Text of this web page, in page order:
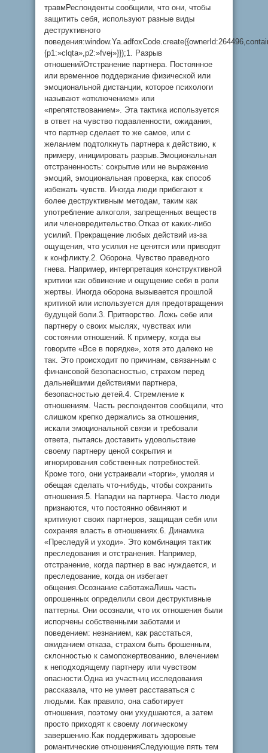
травмРеспонденты сообщили, что они, чтобы
защитить себя, используют разные виды
деструктивного
{p1:»clqta»,p2:»fvej»}});1. Разрыв
отношенийОтстранение партнера. Постоянное
или временное поддержание физической или
эмоциональной дистанции, которое психологи
называют «отключением» или
«препятствованием». Эта тактика используется
в ответ на чувство подавленности, ожидания,
что партнер сделает то же самое, или с
желанием подтолкнуть партнера к действию, к
примеру, инициировать разрыв.Эмоциональная
отстраненность: сокрытие или не выражение
эмоций, эмоциональная проверка, как способ
избежать чувств. Иногда люди прибегают к
более деструктивным методам, таким как
употребление алкоголя, запрещенных веществ
или членовредительство.Отказ от каких-либо
усилий. Прекращение любых действий из-за
ощущения, что усилия не ценятся или приводят
к конфликту.2. Оборона. Чувство праведного
гнева. Например, интерпретация конструктивной
критики как обвинение и ощущение себя в роли
жертвы. Иногда оборона вызывается прошлой
критикой или используется для предотвращения
будущей боли.3. Притворство. Ложь себе или
партнеру о своих мыслях, чувствах или
состоянии отношений. К примеру, когда вы
говорите «Все в порядке», хотя это далеко не
так. Это происходит по причинам, связанным с
финансовой безопасностью, страхом перед
дальнейшими действиями партнера,
безопасностью детей.4. Стремление к
отношениям. Часть респондентов сообщили, что
слишком крепко держались за отношения,
искали эмоциональной связи и требовали
ответа, пытаясь доставить удовольствие
своему партнеру ценой сокрытия и
игнорирования собственных потребностей.
Кроме того, они устраивали «торги», умоляя и
обещая сделать что-нибудь, чтобы сохранить
отношения.5. Нападки на партнера. Часто люди
признаются, что постоянно обвиняют и
критикуют своих партнеров, защищая себя или
сохраняя власть в отношениях.6. Динамика
«Преследуй и уходи». Это комбинация тактик
преследования и отстранения. Например,
отстранение, когда партнер в вас нуждается, и
преследование, когда он избегает
общения.Осознание саботажаЛишь часть
опрошенных определили свои деструктивные
паттерны. Они осознали, что их отношения были
испорчены собственными заботами и
поведением: незнанием, как расстаться,
ожиданием отказа, страхом быть брошенным,
склонностью к самопожертвованию, влечением
к неподходящему партнеру или чувством
опасности.Одна из участниц исследования
рассказала, что не умеет расставаться с
людьми. Как правило, она саботирует
отношения, поэтому они ухудшаются, а затем
просто приходят к своему логическому
завершению.Как поддерживать здоровые
романтические отношенияСледующие пять тем